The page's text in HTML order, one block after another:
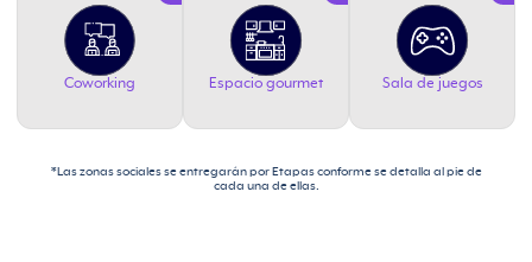
Coworking Espacio gourmet Sala de juegos
*Las zonas sociales se entregarán por Etapas conforme se detalla al pie de
cada una de ellas.